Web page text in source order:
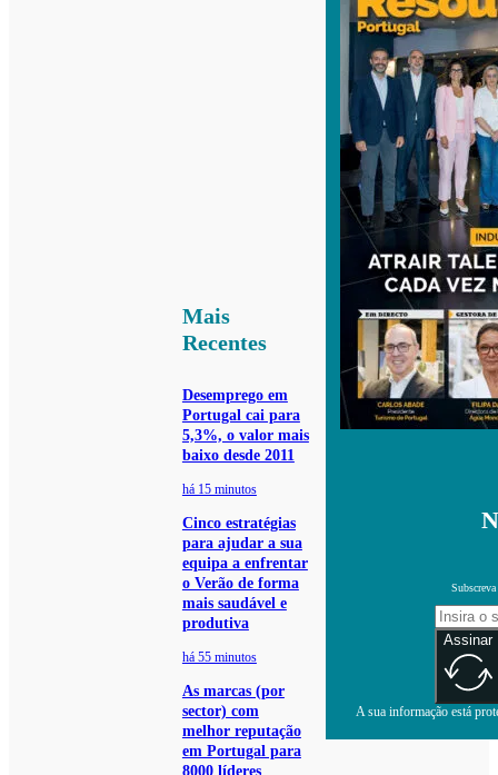
Mais
Recentes
Desemprego em
Portugal cai para
5,3%, o valor mais
baixo desde 2011
há 15 minutos
Cinco estratégias
para ajudar a sua
equipa a enfrentar
o Verão de forma
mais saudável e
produtiva
há 55 minutos
As marcas (por
sector) com
melhor reputação
em Portugal para
8000 líderes
Assinar
A sua informação está